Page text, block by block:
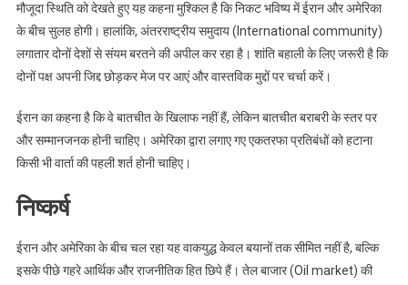
मौजूदा स्थिति को देखते हुए यह कहना मुश्किल है कि निकट भविष्य में ईरान और अमेरिका
के बीच सुलह होगी। हालांकि, अंतरराष्ट्रीय समुदाय (International community)
लगातार दोनों देशों से संयम बरतने की अपील कर रहा है। शांति बहाली के लिए जरूरी है कि
दोनों पक्ष अपनी जिद्द छोड़कर मेज पर आएं और वास्तविक मुद्दों पर चर्चा करें।
ईरान का कहना है कि वे बातचीत के खिलाफ नहीं हैं, लेकिन बातचीत बराबरी के स्तर पर
और सम्मानजनक होनी चाहिए। अमेरिका द्वारा लगाए गए एकतरफा प्रतिबंधों को हटाना
किसी भी वार्ता की पहली शर्त होनी चाहिए।
निष्कर्ष
ईरान और अमेरिका के बीच चल रहा यह वाकयुद्ध केवल बयानों तक सीमित नहीं है, बल्कि
इसके पीछे गहरे आर्थिक और राजनीतिक हित छिपे हैं। तेल बाजार (Oil market) की